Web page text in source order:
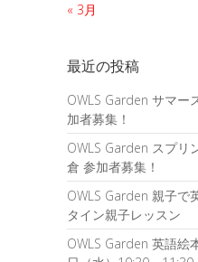
« 3月
最近の投稿
OWLS Garden サマー
加者募集！
OWLS Garden スプリ
倉 参加者募集！
OWLS Garden 親子
タイン親子レッスン
OWLS Garden 英語